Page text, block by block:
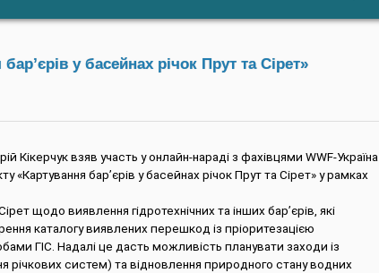
у басейнах річок Прут та Сірет»
Кікерчук взяв участь у онлайн-нараді з фахівцями WWF-Україна
бар’єрів у басейнах річок Прут та Сірет» у рамках
щодо виявлення гідротехнічних та інших бар’єрів, які
каталогу виявлених перешкод із пріоритезацією
ГІС. Надалі це дасть можливість планувати заходи із
річкових систем) та відновлення природного стану водних